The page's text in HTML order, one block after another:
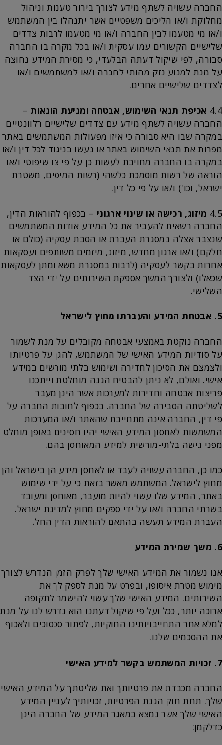
החברה עשויה לשתף מידע לצורך בירור טענות וניהול
מחלוקת ו/או הליכים משפטיים אשר יתנהלו בין המשתמש
ו/או מי מטעמו לבין החברה ו/או מי מטעמו לרבות צדדים
שלישיים הקשורים עמו עסקית ו/או בכל מקרה בו החברה
סבורה, לפי שיקול דעתה הבלעדי, כי מסירת המידע נחוצה
על מנת למנוע נזק מהותי לחברה ו/או למשתמשים ו/או
לצדדים שלישיים אחרים.
4.4 אכיפת תנאי השימוש, אבטחה ומניעת הונאות –
החברה עשויה לשתף מידע עם צדדים שלישיים רלוונטיים
במקרה שבו היא סבורה כי איזו מפעולות המשתמשים באתר
מפרות את תנאי השימוש באתר או נעשו בניגוד לכל דין ו/או
במקרה בו החברה מחויבת לעשות כן על פי צו שיפוטי ו/או
הוראה של רשות מוסמכת כלשהי (רשות המיסים, משטרת
ישראל, וכו') ו/או על פי כל דין.
4.5 מיזוג, רכישה או שינוי ארגוני – בכפוף להוראות הדין,
החברה רשאית להעביר את כל המידע אודות המשתמשים
שנצבר אצלה במסגרת העברת או הסבת עסקיה (כולם או
חלקם) ו/או ארגון מחדש, מיזוג, מיזמים משותפים ועסקאות
אחרות בקשר לעסקיה (לרבות במסגרת משא ומתן לעסקאות
שכאלו) ולצורך המשך אספקת השירותים על ידי הצד
השלישי.
5. אבטחת המידע והעברתו מחוץ לישראל
החברה נוקטת באמצעי אבטחה מקובלים על מנת לשמור
על סודיות המידע האישי של המשתמש, להגן על פרטיותו
ולצמצם את הסיכון לחדירה ושימוש בלתי מורשים במידע
אישי. ואולם, לא ניתן להבטיח הגנה מוחלטת וייתכנו
פריצות אבטחה וחדירות למערכות אשר הינן מעבר
לשליטתה הסבירה של החברה. בכפוף לחובות החברה על
פי דין, החברה אינה מתחייבת שהאתר ו/או המערכות
המשמשות לאחסון המידע האישי יהיו חסינים באופן מוחלט
מפני גישה בלתי-מורשית למידע המאוחסן בהם.
כמו כן, החברה עשויה לעבד או לאחסן מידע הן בישראל והן
מחוץ לישראל. המשתמש מאשר בזאת כי על ידי שימוש
באתר, המידע שלו עשוי להיות מועבר, מאוחסן ומעובד
בשרתי החברה ו/או על ידי ספקים מחוץ למדינת ישראל.
העברת המידע תעשה בהתאם להוראות הדין החל.
6. משך שמירת המידע
אנו נשמור את המידע האישי שלך לפרק הזמן הנדרש לצורך
מימוש מטרת איסופו, ובפרט על מנת לספק לך את
השירותים. המידע האישי שלך עשוי להישמר לתקופה
ארוכה יותר, ככל ועל פי שיקול דעתנו הוא נדרש לנו על מנת
למלא אחר התחייבויותינו החוקיות, לפתור סכסוכים ולאכוף
את ההסכמים שלנו.
7. זכויות המשתמש בקשר למידע האישי
החברה מכבדת את פרטיותך ואת שליטתך על המידע האישי
שלך. תחת חוק הגנת הפרטיות, זכויותיך לעניין המידע
האישי שלך אשר נמצא במאגר המידע של החברה הינן
כדלקמן: